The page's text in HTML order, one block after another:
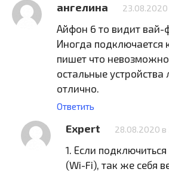
ангелина 23.08.2020
Айфон 6 то видит вай-
Иногда подключается
пишет что
остальные устройства
отлично.
Ответить
Expert 28.08.2020 в
1. Если
(Wi-Fi), так же себя